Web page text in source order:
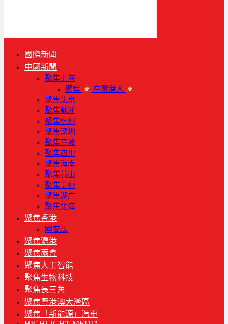
國際新聞
中國新聞
聚焦上海
聚焦
在滬港人
聚焦北京
聚焦蘇浙
聚焦杭州
聚焦深圳
聚焦寧波
聚焦四川
聚焦海南
聚焦黃山
聚焦贵州
聚焦湖广
聚焦北海
聚焦香港
國安法
聚焦滬港
聚焦兩會
聚焦人工智能
聚焦生物科技
聚焦長三角
聚焦粵港澳大灣區
聚焦「新能源」汽車